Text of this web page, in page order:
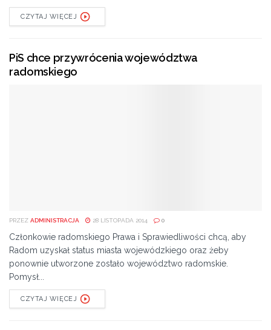
CZYTAJ WIĘCEJ
PiS chce przywrócenia województwa
radomskiego
PRZEZ ADMINISTRACJA 28 LISTOPADA 2014 0
Członkowie radomskiego Prawa i Sprawiedliwości chcą, aby
Radom uzyskał status miasta wojewódzkiego oraz żeby
ponownie utworzone zostało województwo radomskie.
Pomysł...
CZYTAJ WIĘCEJ